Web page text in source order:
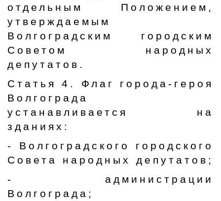
отдельным Положением,
утверждаемым
Волгоградским городским
Советом народных
депутатов.
Статья 4. Флаг города-героя
Волгограда
устанавливается на
зданиях:
- Волгоградского городского
Совета народных депутатов;
- администрации
Волгограда;